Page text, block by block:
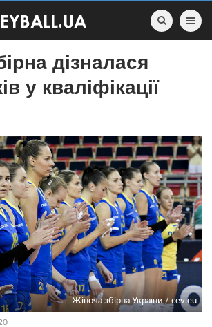
Toggle
дізналася
у кваліфікації
Жіноча збірна України / cev.eu